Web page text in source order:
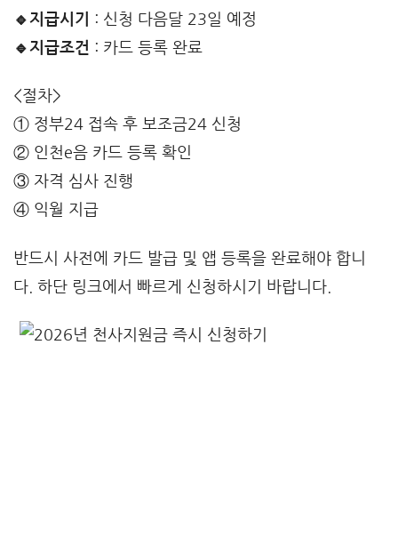
🔹지급시기
: 신청 다음달 23일 예정
🔹지급조건 : 카드 등록 완료
<절차>
① 정부24 접속 후 보조금24 신청
② 인천e음 카드 등록 확인
③ 자격 심사 진행
④ 익월 지급
반드시 사전에 카드 발급 및 앱 등록을 완료해야 합니
다. 하단 링크에서 빠르게 신청하시기 바랍니다.